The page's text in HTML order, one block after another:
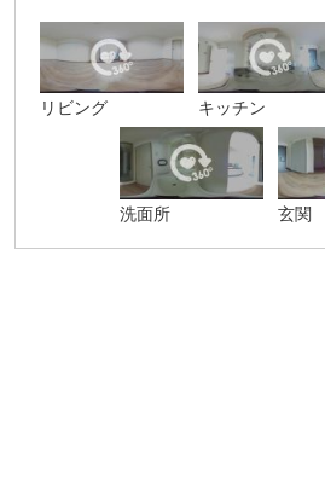
リビング キッチン
洗面所 玄関